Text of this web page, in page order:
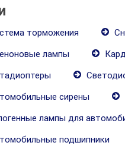
торможения
лампы
сирены
лампы для
подшипники